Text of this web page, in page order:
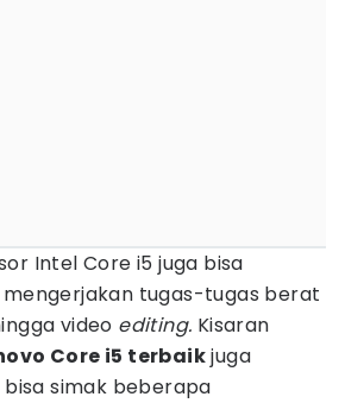
Intel Core i5 juga bisa
tugas-tugas berat
video editing. Kisaran
Core i5 terbaikjuga
simak beberapa